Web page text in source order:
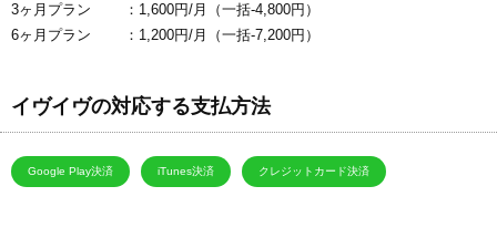
3ヶ月プラン ：1,600円/月（一括-4,800円）
6ヶ月プラン ：1,200円/月（一括-7,200円）
イヴイヴの対応する支払方法
Google Play決済 iTunes決済 クレジットカード決済